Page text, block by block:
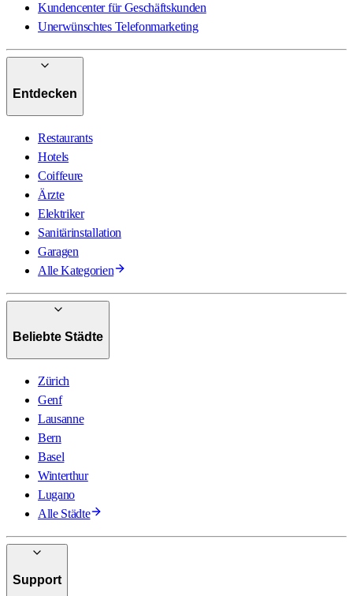
Kundencenter für Geschäftskunden
Unerwünschtes Telefonmarketing
Entdecken
Restaurants
Hotels
Coiffeure
Ärzte
Elektriker
Sanitärinstallation
Garagen
Alle Kategorien
Beliebte Städte
Zürich
Genf
Lausanne
Bern
Basel
Winterthur
Lugano
Alle Städte
Support